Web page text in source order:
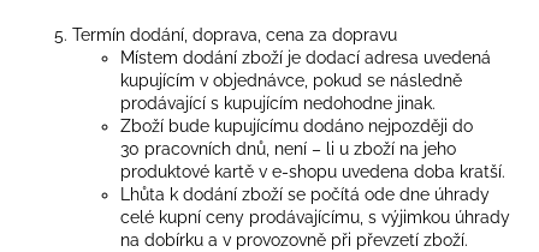
Termín dodání, doprava, cena za dopravu
Místem dodání zboží je dodací adresa uvedená
kupujícím v objednávce, pokud se následně
prodávající s kupujícím nedohodne jinak.
Zboží bude kupujícímu dodáno nejpozději do
30 pracovních dnů, není – li u zboží na jeho
produktové kartě v e-shopu uvedena doba kratší.
Lhůta k dodání zboží se počítá ode dne úhrady
celé kupní ceny prodávajícímu, s výjimkou úhrady
na dobírku a v provozovně při převzetí zboží.